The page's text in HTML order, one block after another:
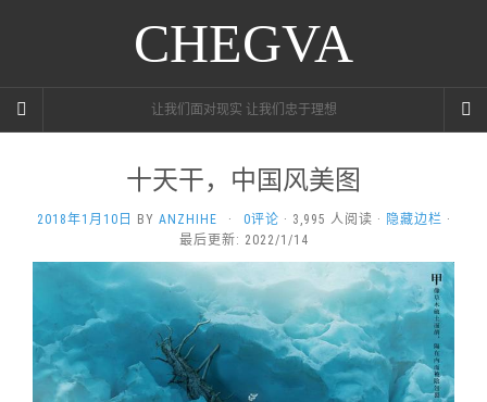
CHEGVA
让我们面对现实 让我们忠于理想
十天干，中国风美图
2018年1月10日 BY ANZHIHE · 0评论 · 3,995 人阅读 · 隐藏边栏 ·
最后更新: 2022/1/14